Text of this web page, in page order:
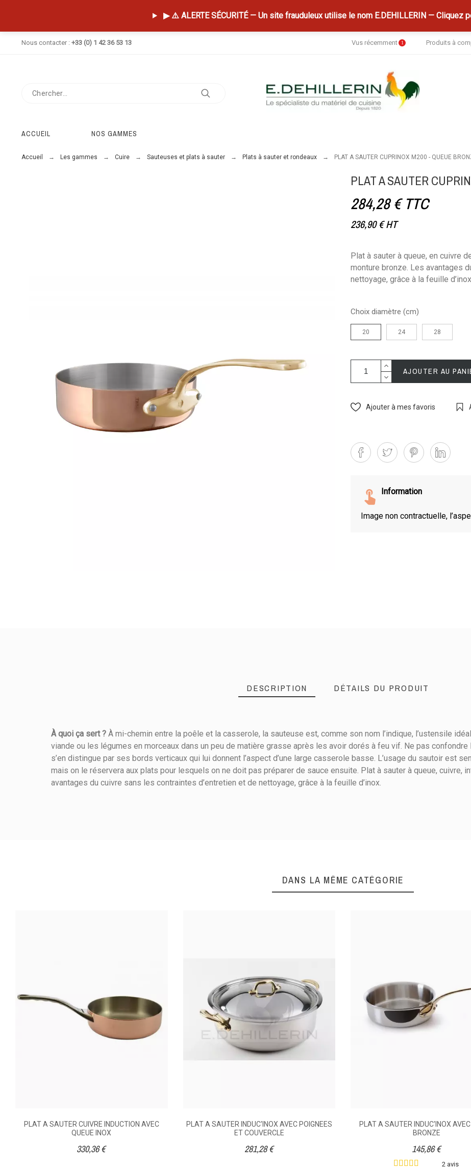
▶ ⚠️ ALERTE SÉCURITÉ — Un site frauduleux utilise le nom E.DEHILLERIN — Cliquez
Nous contacter : +33 (0) 1 42 36 53 13 Vus récemment 1 Produits à
ACCUEIL NOS GAMMES
Accueil Les gammes Cuire Sauteuses et plats à sauter Plats à sauter et rondeaux PLAT A SAUTER CUPRINOX M200 - QUEUE
PLAT A SAUTER
284,28 € TTC
236,90 €HT
Plat à sauter à queue, en cuivre
monture bronze. Les avantages
nettoyage, grâce à la feuille
Choix diamètre (cm)
20 24 28
AJOUTER AU
Ajouter à mes favoris
Information
Image non contractuelle,
DESCRIPTION DÉTAILS DU PRODUIT
À quoi ça sert ? À mi-chemin entre la poêle et la casserole, la sauteuse est, comme son nom l’indique, l’ustensile
viande ou les légumes en morceaux dans un peu de matière grasse après les avoir dorés à feu vif. Ne pas
s’en distingue par ses bords verticaux qui lui donnent l’aspect d’une large casserole basse. L’usage du sautoir est
mais on le réservera aux plats pour lesquels on ne doit pas préparer de sauce ensuite. Plat à sauter à queue, cuivre,
avantages du cuivre sans les contraintes d’entretien et de nettoyage, grâce à la feuille d’inox.
Référence273510200
Cuivre inox
DANS LA MÊME CATÉGORIE
PLAT A SAUTER CUIVRE INDUCTION AVEC
QUEUE INOX
330,36 €
PLAT A SAUTER INDUC'INOX AVEC POIGNEES
ET COUVERCLE
281,28 €
PLAT A SAUTER INDUC'INOX AVEC
BRONZE
2 avis
145,86 €